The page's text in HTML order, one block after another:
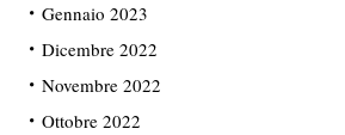
Gennaio 2023
Dicembre 2022
Novembre 2022
Ottobre 2022